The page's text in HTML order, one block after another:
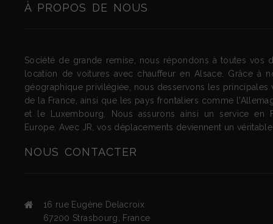
À PROPOS DE NOUS
Société de grande remise, nous répondons à toutes vos
location de voitures avec chauffeur en Alsace. Grâce à
géographique privilégiée, nous desservons les principales
de la France, ainsi que les pays frontaliers comme
et le Luxembourg. Nous assurons ainsi un service en
Europe. Avec JR, vos déplacements deviennent un
NOUS CONTACTER
16 rue Eugène Delacroix
67200 Strasbourg France